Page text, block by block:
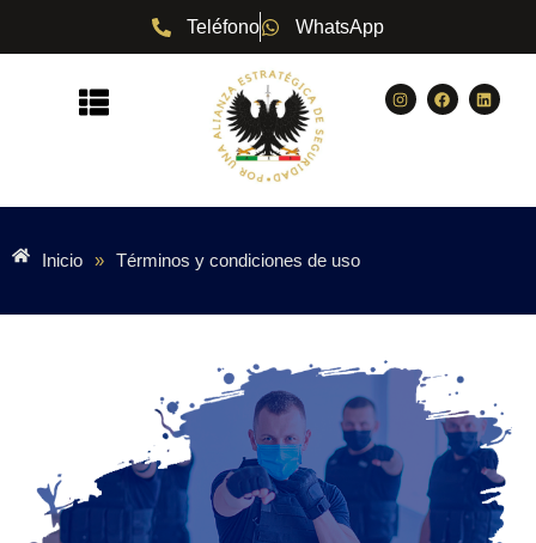
contenido
Teléfono WhatsApp
Inicio » Términos y condiciones de uso